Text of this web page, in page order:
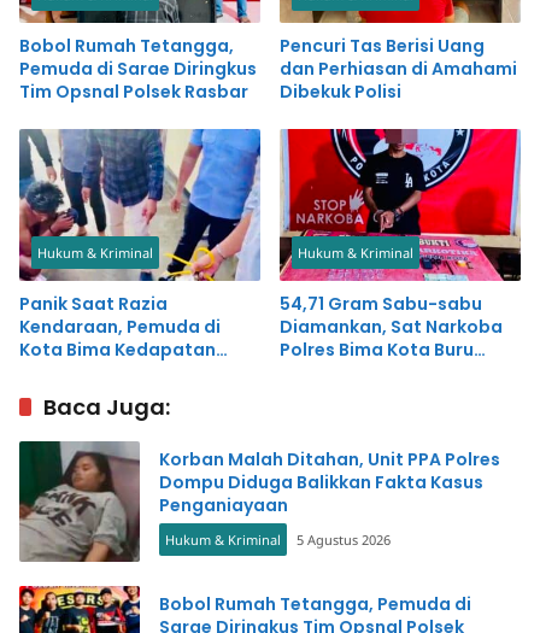
Bobol Rumah Tetangga,
Pemuda di Sarae Diringkus
Tim Opsnal Polsek Rasbar
Pencuri Tas Berisi Uang
dan Perhiasan di Amahami
Dibekuk Polisi
Hukum & Kriminal
Panik Saat Razia
Kendaraan, Pemuda di
Kota Bima Kedapatan
Hukum & Kriminal
54,71 Gram Sabu-sabu
Diamankan, Sat Narkoba
Polres Bima Kota Buru
Baca Juga:
Korban Malah Ditahan, Unit PPA Polres
Dompu Diduga Balikkan Fakta Kasus
Penganiayaan
Hukum & Kriminal 5 Agustus 2026
Bobol Rumah Tetangga, Pemuda di
Sarae Diringkus Tim Opsnal Polsek